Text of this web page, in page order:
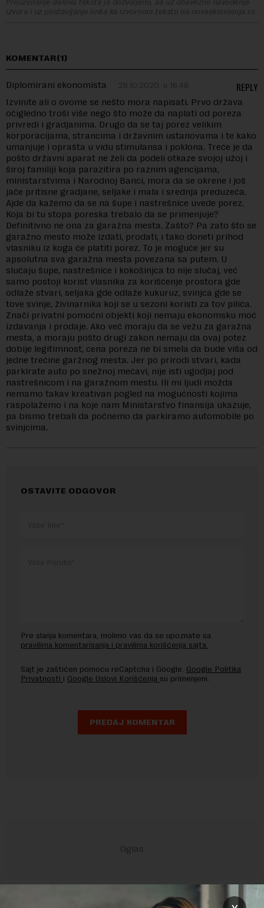
izvora i uz postavljanje linka ka izvornom tekstu na novaekonomija.rs
KOMENTAR(1)
Diplomirani ekonomista 28.10.2020. u 16:48
Izvinite ali o ovome se nešto mora napisati. Prvo država
očigledno troši više nego što može da naplati od poreza
privredi i gradjanima. Drugo da se taj porez velikim
korporacijama, strancima i državnim ustanovama i te kako
umanjuje i oprašta u vidu stimulansa i poklona. Treće je da
pošto državni aparat ne želi da podeli otkaze svojoj užoj i
široj familiji koja parazitira po raznim agencijama,
ministarstvima i Narodnoj Banci, mora da se okrene i još
jače pritisne gradjane, seljake i mala i srednja preduzeća.
Ajde da kažemo da se na šupe i nastrešnice uvede porez.
Koja bi tu stopa poreska trebalo da se primenjuje?
Definitivno ne ona za garažna mesta. Zašto? Pa zato što se
garažno mesto može izdati, prodati, i tako doneti prihod
vlasniku iz koga će platiti porez. To je moguće jer su
apsolutna sva garažna mesta povezana sa putem. U
slučaju šupe, nastrešnice i kokošinjca to nije slučaj, već
samo postoji korist vlasnika za korišćenje prostora gde
odlaže stvari, seljaka gde odlaže kukuruz, svinjca gde se
tove svinje, živinarnika koji se u sezoni koristi za tov pilića.
Znači privatni pomoćni objekti koji nemaju ekonomsku moć
izdavanja i prodaje. Ako već moraju da se vežu za garažna
mesta, a moraju pošto drugi zakon nemaju da ovaj potez
dobije legitimnost, cena poreza ne bi smela da bude viša od
jedne trećine garžnog mesta. Jer po prirodi stvari, kada
parkirate auto po snežnoj mećavi, nije isti ugodjaj pod
nastrešnicom i na garažnom mestu. Ili mi ljudi možda
nemamo takav kreativan pogled na mogućnosti kojima
raspolažemo i na koje nam Ministarstvo finansija ukazuje,
pa bismo trebali da počnemo da parkiramo automobile po
svinjcima.
REPLY
OSTAVITE ODGOVOR
Pre slanja komentara, molimo vas da se upoznate sa
pravilima komentarisanja i pravilima korišćenja sajta.
Sajt je zaštićen pomocu reCaptcha i Google. Google Politika
Privatnosti i Google Uslovi Korišćenja su primenjeni.